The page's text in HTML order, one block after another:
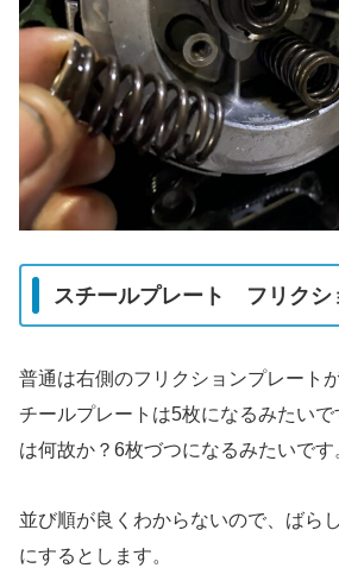
スチールプレート フリクシ
普通は右側のフリクションプレート
チールプレートは5枚になるみたい
は何故か？6枚づつになるみたいです
並び順が良くわからないので、ばら
にするとします。